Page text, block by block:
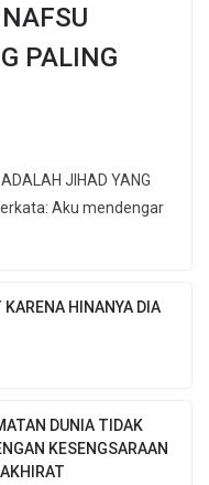
PALING
JIHAD YANG
Aku mendengar
HINANYA DIA
DUNIA TIDAK
KESENGSARAAN